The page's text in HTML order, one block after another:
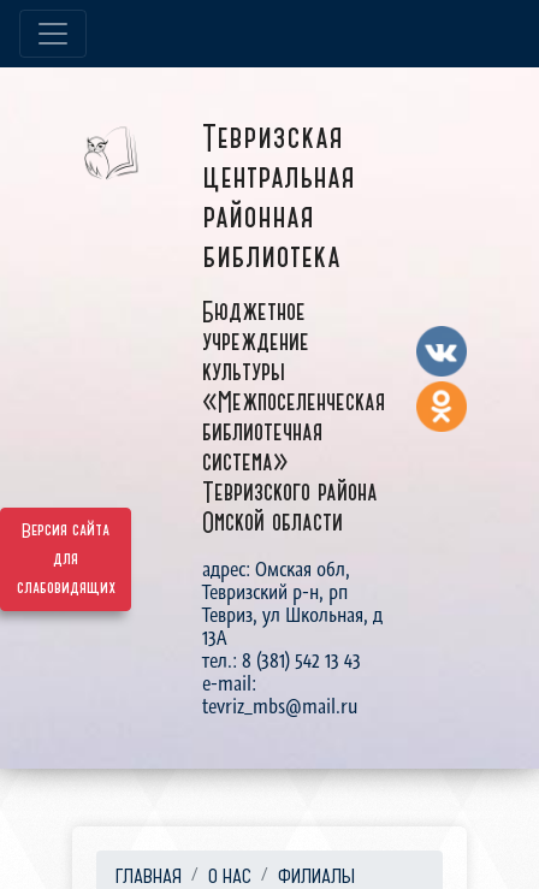
Версия сайта
для
слабовидящих
Тевризская
центральная
районная
библиотека
Бюджетное
учреждение
культуры
«Межпоселенческая
библиотечная
система»
Тевризского района
Омской области
адрес: Омская обл,
Тевризский р-н, рп
Тевриз, ул Школьная, д
13А
тел.: 8 (381) 542 13 43
e-mail:
tevriz_mbs@mail.ru
ГЛАВНАЯ О НАС
ФИЛИАЛЫ